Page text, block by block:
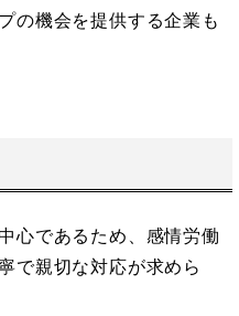
の機会を提供する企業も
心であるため、感情労働
で親切な対応が求めら